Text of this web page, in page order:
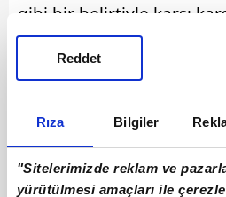
Rıza Bilgiler
"Sitelerimizde reklam ve
yürütülmesi amaçları ile
Reddet
gibi bir belirtiyle karşı
arter hastalığınız
nedenle bu hissi
riski de beraberinizde
olabilir.
Newby, en yüksek risk
ürünleri kullananlar ve